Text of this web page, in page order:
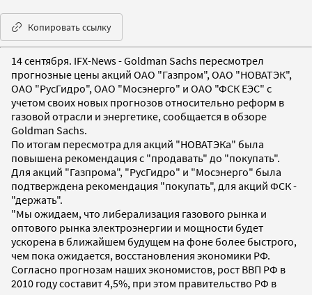
Копировать ссылку
14 сентября. IFX-News - Goldman Sachs пересмотрел
прогнозные цены акций ОАО "Газпром", ОАО "НОВАТЭК",
ОАО "РусГидро", ОАО "Мосэнерго" и ОАО "ФСК ЕЭС" с
учетом своих новых прогнозов относительно реформ в
газовой отрасли и энергетике, сообщается в обзоре
Goldman Sachs.
По итогам пересмотра для акций "НОВАТЭКа" была
повышена рекомендация с "продавать" до "покупать".
Для акций "Газпрома", "РусГидро" и "Мосэнерго" была
подтверждена рекомендация "покупать", для акций ФСК -
"держать".
"Мы ожидаем, что либерализация газового рынка и
оптового рынка электроэнергии и мощности будет
ускорена в ближайшем будущем на фоне более быстрого,
чем пока ожидается, восстановления экономики РФ.
Согласно прогнозам наших экономистов, рост ВВП РФ в
2010 году составит 4,5%, при этом правительство РФ в